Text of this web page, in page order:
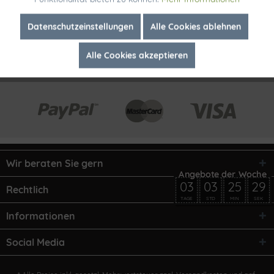
Wir beraten Sie gern
Rechtlich
Informationen
Social Media
Marketing Inaktiv
Datenschutzeinstellungen Alle Cookies ablehnen
Alle Cookies akzeptieren
03
TAGE
03
STD
25
MIN
29
SEK